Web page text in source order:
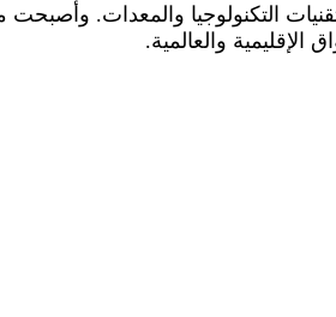
التكنولوجيا والمعدات.
والعالمية.